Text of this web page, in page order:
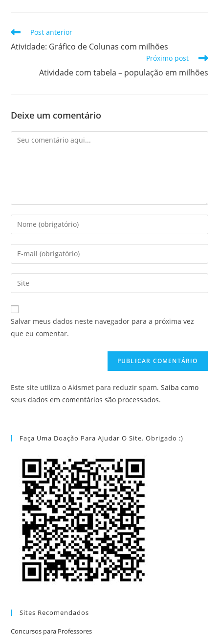
Leia
artigos
Post anterior
Atividade: Gráfico de Colunas com milhões
Próximo post
Atividade com tabela – população em milhões
Deixe um comentário
Comentário
Digite
seu
nome
ou
de
usuário
para
comentar
Digite
seu
endereço
de
mail
para
comentar
Digite
o
URL
do
site
Salvar meus dados neste navegador para a próxima vez
que eu comentar.
Este site utiliza o Akismet para reduzir spam.Saiba como
seus dados em comentários são processados.
Faça Uma Doação Para Ajudar O Site. Obrigado :)
Sites Recomendados
Concursos para Professores